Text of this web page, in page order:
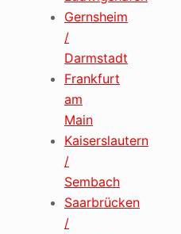
Gernsheim
/
Darmstadt
Frankfurt
am
Main
Kaiserslautern
/
Sembach
Saarbrücken
/